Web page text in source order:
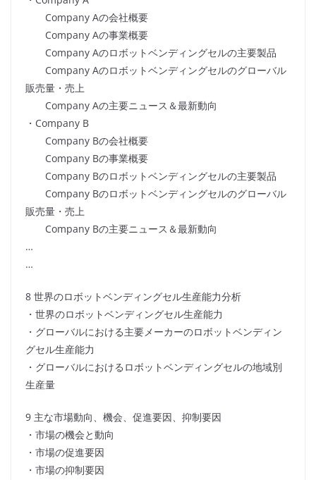
Company Aの会社概要
Company Aの事業概要
Company Aのロボットベンディングセルの主要製品
Company Aのロボットベンディングセルのグローバル
販売量・売上
Company Aの主要ニュース＆最新動向
・Company B
Company Bの会社概要
Company Bの事業概要
Company Bのロボットベンディングセルの主要製品
Company Bのロボットベンディングセルのグローバル
販売量・売上
Company Bの主要ニュース＆最新動向
…
…
8 世界のロボットベンディングセル生産能力分析
・世界のロボットベンディングセル生産能力
・グローバルにおける主要メーカーのロボットベンディン
グセル生産能力
・グローバルにおけるロボットベンディングセルの地域別
生産量
9 主な市場動向、機会、促進要因、抑制要因
・市場の機会と動向
・市場の促進要因
・市場の抑制要因